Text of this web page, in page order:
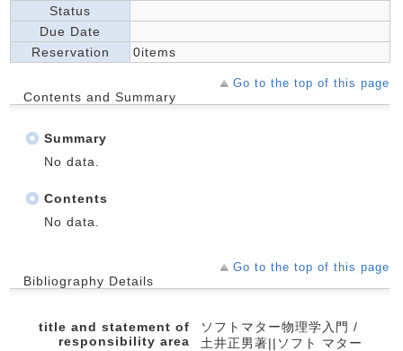
Status
Due Date
Reservation
0items
Go to the top of this page
Contents and Summary
Summary
No data.
Contents
No data.
Go to the top of this page
Bibliography Details
title and statement of
responsibility area
ソフトマター物理学入門 /
土井正男著||ソフト マター